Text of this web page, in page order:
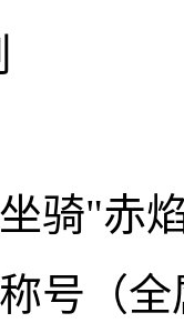
骑"赤
号（全